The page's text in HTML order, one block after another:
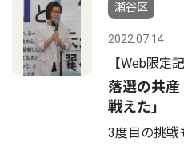
瀬谷区
2022.07.14
【Web限定
落選の共
戦えた」
3度目の挑戦